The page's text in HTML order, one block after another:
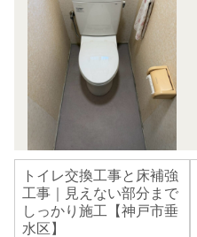
トイレ交換工事と床補強
工事｜見えない部分まで
しっかり施工【神戸市垂
水区】